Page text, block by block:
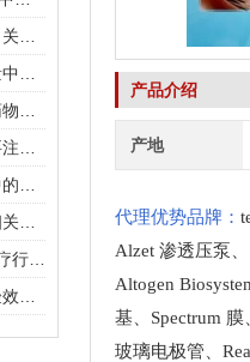
产品介绍
产地
代理优势品牌：
Alzet 渗透压泵
Altogen
基
Spectrum 膜
玻璃电极管